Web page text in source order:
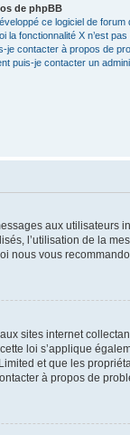
de phpBB
ce logiciel de forum
la fonctionnalité X n’est
je contacter à propos de
puis-je contacter un
aux
l’utilisation de la
nous vous
sites internet
loi s’applique
et que les
à propos de